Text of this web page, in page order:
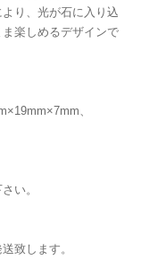
り、光が石に入り込
楽しめるデザインで
、
い。
致します。